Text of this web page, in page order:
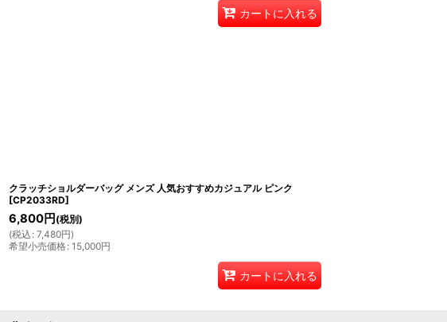
カートに入れる
クラッチショルダーバッグ メンズ 人気おすすめカジュアル ピンク
[CP2033RD]
6,800円 (税別)
(税込 : 7,480円)
希望小売価格: 15,000円
カートに入れる